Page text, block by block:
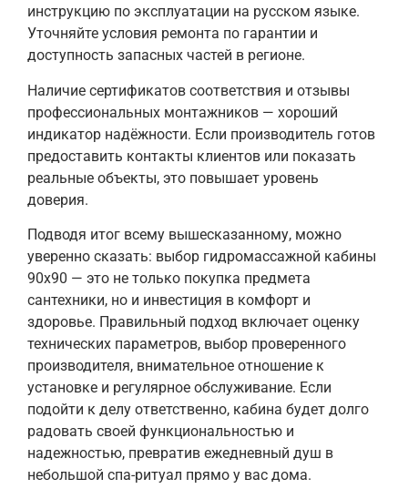
инструкцию по эксплуатации на русском языке.
Уточняйте условия ремонта по гарантии и
доступность запасных частей в регионе.
Наличие сертификатов соответствия и отзывы
профессиональных монтажников — хороший
индикатор надёжности. Если производитель готов
предоставить контакты клиентов или показать
реальные объекты, это повышает уровень
доверия.
Подводя итог всему вышесказанному, можно
уверенно сказать: выбор гидромассажной кабины
90х90 — это не только покупка предмета
сантехники, но и инвестиция в комфорт и
здоровье. Правильный подход включает оценку
технических параметров, выбор проверенного
производителя, внимательное отношение к
установке и регулярное обслуживание. Если
подойти к делу ответственно, кабина будет долго
радовать своей функциональностью и
надежностью, превратив ежедневный душ в
небольшой спа-ритуал прямо у вас дома.